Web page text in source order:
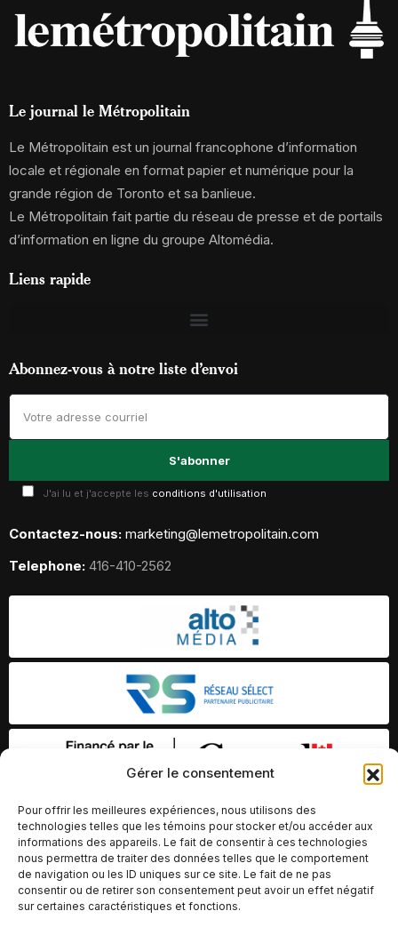
Gérer le consentement
Pour offrir les meilleures expériences, nous utilisons des
technologies telles que les témoins pour stocker et/ou accéder aux
informations des appareils. Le fait de consentir à ces technologies
nous permettra de traiter des données telles que le comportement
de navigation ou les ID uniques sur ce site. Le fait de ne pas
consentir ou de retirer son consentement peut avoir un effet négatif
sur certaines caractéristiques et fonctions.
Le journal le Métropolitain
Le Métropolitain est un journal francophone d’information
locale et régionale en format papier et numérique pour la
grande région de Toronto et sa banlieue.
Le Métropolitain fait partie du réseau de presse et de portails
d’information en ligne du groupe Altomédia.
Liens rapide
Abonnez-vous à notre liste d’envoi
J'ai lu et j'accepte les conditions d'utilisation
Contactez-nous: marketing@lemetropolitain.com
Telephone: 416-410-2562